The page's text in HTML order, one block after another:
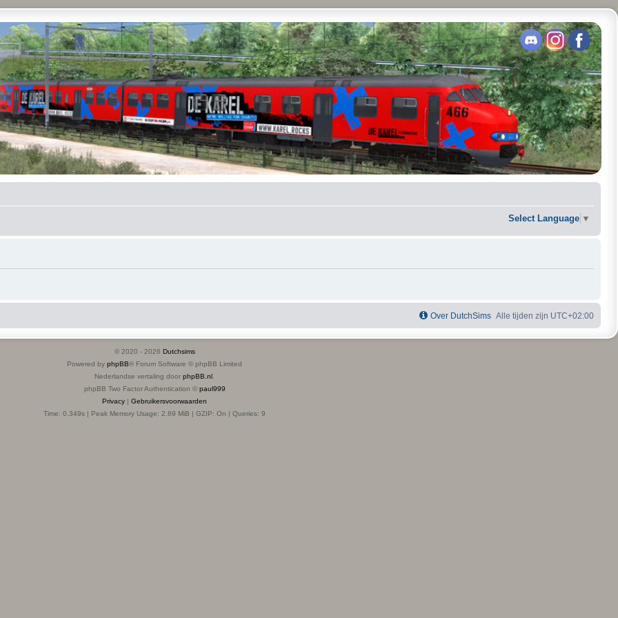
Select Language ▼
Alle tijden zijn UTC+02:00
Over DutchSims
© 2020 - 2026 Dutchsims
Powered by phpBB® Forum Software © phpBB Limited
Nederlandse vertaling door phpBB.nl
phpBB Two Factor Authentication © paul999
Privacy | Gebruikersvoorwaarden
Time: 0.349s | Peak Memory Usage: 2.69 MiB | GZIP: On | Queries: 9